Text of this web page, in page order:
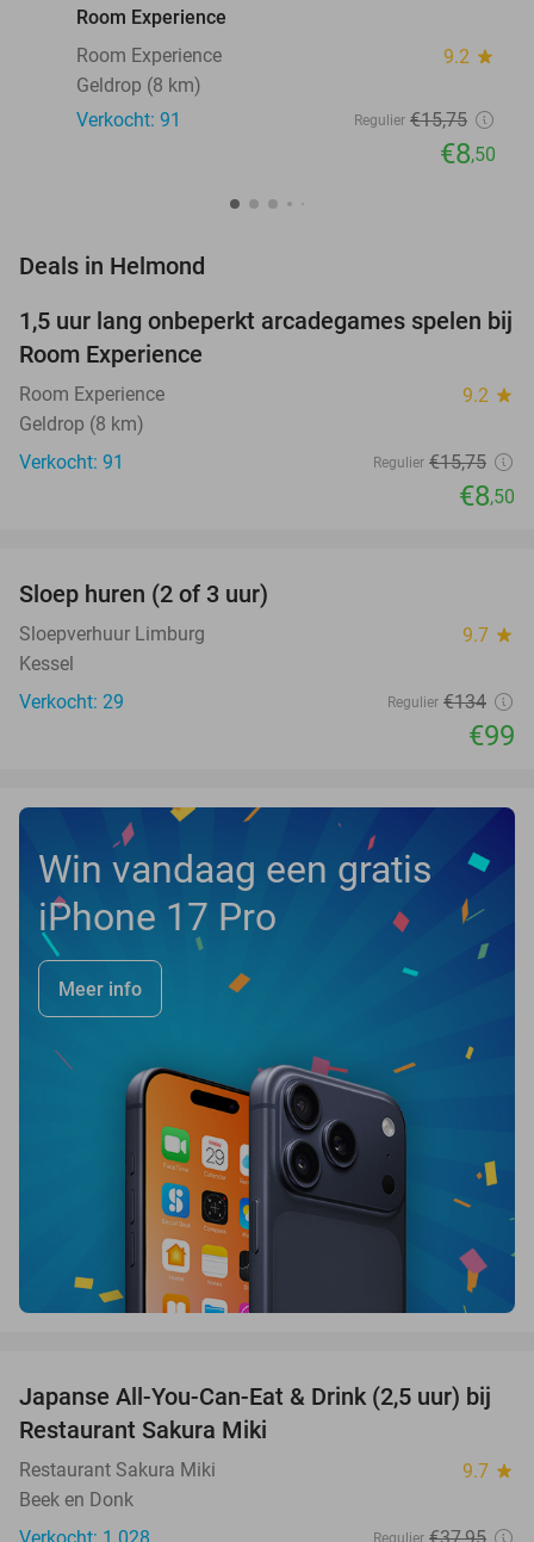
Room Experience
Room Experience
9.2 star
Geldrop (8 km)
Verkocht: 91
Regulier €15,75
€8,50
Deals in Helmond
46%
1,5 uur lang onbeperkt arcadegames spelen bij
Room Experience
Room Experience 9.2 star
Geldrop (8 km)
Verkocht: 91
Regulier €15,75
€8,50
NEW
TODAY
Sloep huren (2 of 3 uur)
Sloepverhuur Limburg 9.7 star
Kessel
Verkocht: 29
Regulier €134
€99
Win vandaag een gratis
iPhone 17 Pro
Meer info
13%
Japanse All-You-Can-Eat & Drink (2,5 uur) bij
Restaurant Sakura Miki
Restaurant Sakura Miki 9.7 star
Beek en Donk
Verkocht: 1.028
Regulier €37,95